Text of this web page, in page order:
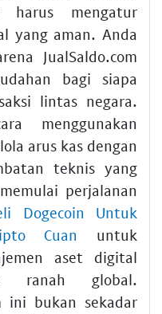
harus mengatur
yang aman. Anda
JualSaldo.com
bagi siapa
lintas negara.
menggunakan
arus kas dengan
teknis yang
perjalanan
Dogecoin Untuk
Cuan untuk
aset digital
ranah global.
ini bukan sekadar